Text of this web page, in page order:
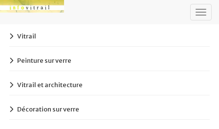
Vitrail
Peinture sur verre
Vitrail et architecture
Décoration sur verre